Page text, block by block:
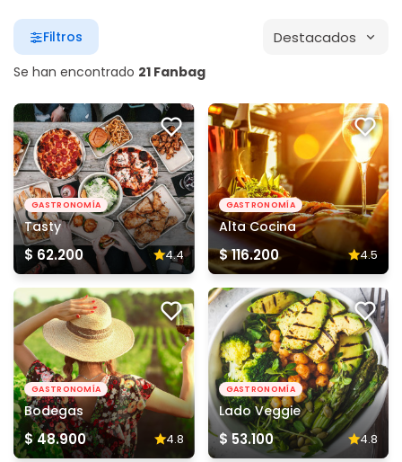
Se han encontrado 21 Fanbag
Filtros Destacados
GASTRONOMÍA
Tasty
$ 62.200 4.4
GASTRONOMÍA
Alta Cocina
$ 116.200 4.5
GASTRONOMÍA
Bodegas
$ 48.900 4.8
GASTRONOMÍA
Lado Veggie
$ 53.100 4.8